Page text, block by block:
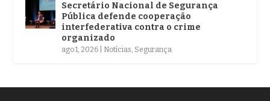
Secretário Nacional de Segurança
Pública defende cooperação
interfederativa contra o crime
organizado
ago 1, 2026 Notícias, Segurança